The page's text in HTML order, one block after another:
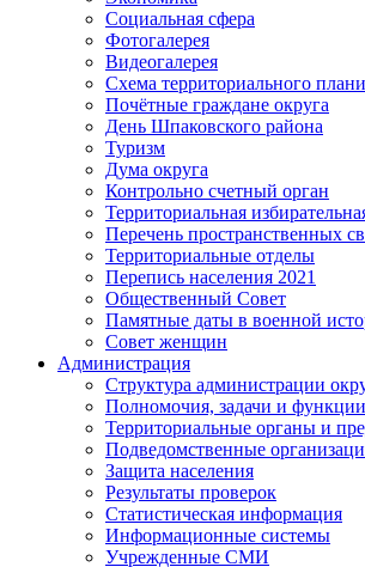
Социальная сфера
Фотогалерея
Видеогалерея
Схема территориального
Почётные граждане округа
День Шпаковского района
Туризм
Дума округа
Контрольно счетный орган
Территориальная
Перечень пространственных
Территориальные отделы
Перепись населения 2021
Общественный Совет
Памятные даты в военной
Совет женщин
Администрация
Структура администрации
Полномочия, задачи и функции
Территориальные органы и
Подведомственные
Защита населения
Результаты проверок
Статистическая информация
Информационные системы
Учрежденные СМИ